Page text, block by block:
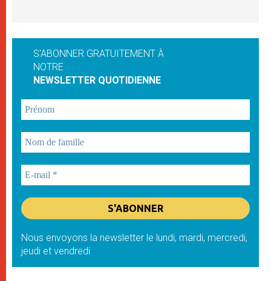
S'ABONNER GRATUITEMENT À
NOTRE
NEWSLETTER QUOTIDIENNE
Nous envoyons la newsletter le lundi, mardi, mercredi,
jeudi et vendredi